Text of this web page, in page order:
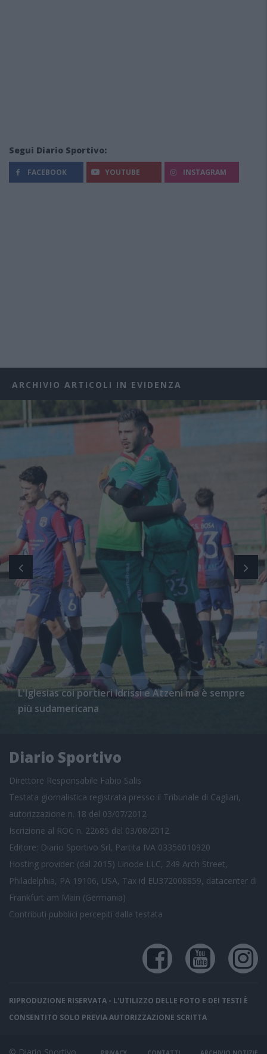
Segui Diario Sportivo:
FACEBOOK YOUTUBE INSTAGRAM
ARCHIVIO ARTICOLI IN EVIDENZA
L'Iglesias coi portieri Idrissi e Atzeni ma è sempre
più sudamericana
Diario Sportivo
Direttore Responsabile Fabio Salis
Testata giornalistica registrata presso il Tribunale di Cagliari,
autorizzazione n. 18 del 03/07/2012
Iscrizione al ROC n. 22685 del 03/08/2012
Editore: Diario Sportivo Srl, Partita IVA 03356010920
Hosting provider: (dal 2015) Linode LLC, 249 Arch Street,
Philadelphia, PA 19106, USA, Tax id EU372008859, datacenter di
Frankfurt am Main (Germania)
Contributi pubblici percepiti dalla testata
RIPRODUZIONE RISERVATA - L'UTILIZZO DELLE FOTO E DEI TESTI È
CONSENTITO SOLO PREVIA AUTORIZZAZIONE SCRITTA
© Diario Sportivo